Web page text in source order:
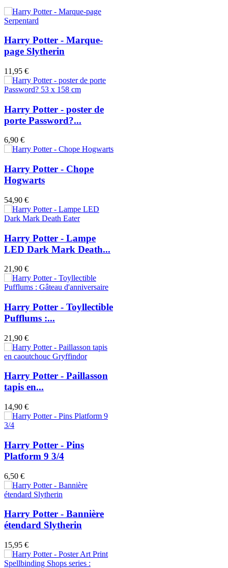
Harry Potter - Marque-
page Slytherin
11,95 €
Harry Potter - poster de
porte Password?...
6,90 €
Harry Potter - Chope
Hogwarts
54,90 €
Harry Potter - Lampe
LED Dark Mark Death...
21,90 €
Harry Potter - Toyllectible
Pufflums :...
21,90 €
Harry Potter - Paillasson
tapis en...
14,90 €
Harry Potter - Pins
Platform 9 3/4
6,50 €
Harry Potter - Bannière
étendard Slytherin
15,95 €